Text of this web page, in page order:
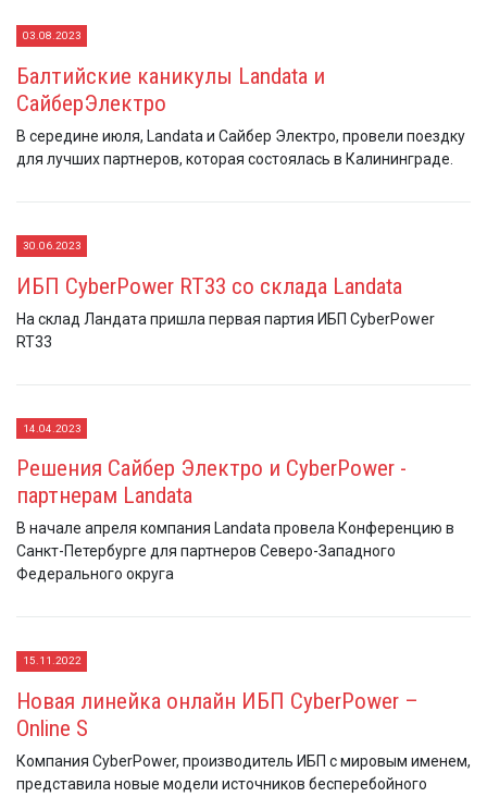
03.08.2023
Балтийские каникулы Landata и
СайберЭлектро
В середине июля, Landata и Сайбер Электро, провели поездку
для лучших партнеров, которая состоялась в Калининграде.
30.06.2023
ИБП CyberPower RT33 со cклада Landata
На склад Ландата пришла первая партия ИБП CyberPower
RT33
14.04.2023
Решения Сайбер Электро и CyberPower -
партнерам Landata
В начале апреля компания Landata провела Конференцию в
Санкт-Петербурге для партнеров Северо-Западного
Федерального округа
15.11.2022
Новая линейка онлайн ИБП CyberPower –
Online S
Компания CyberPower, производитель ИБП с мировым именем,
представила новые модели источников бесперебойного